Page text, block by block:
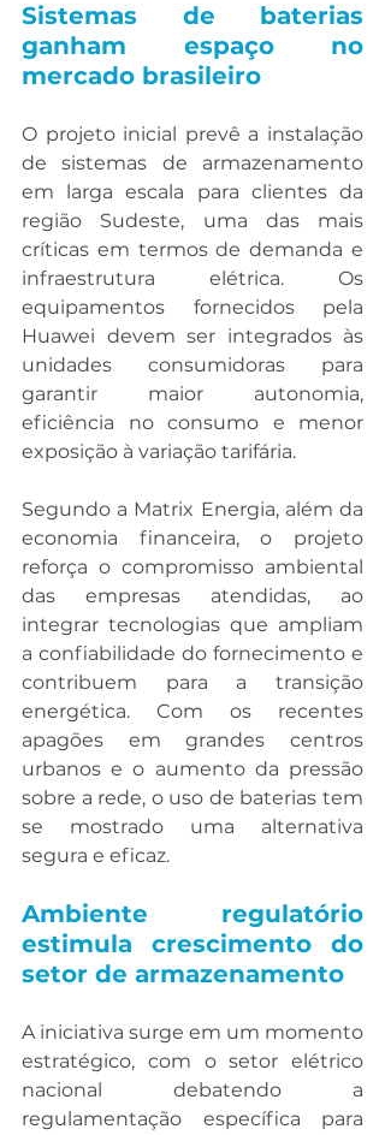
Sistemas de baterias
ganham espaço no
mercado brasileiro
O projeto inicial prevê a instalação
de sistemas de armazenamento
em larga escala para clientes da
região Sudeste, uma das mais
críticas em termos de demanda e
infraestrutura elétrica. Os
equipamentos fornecidos pela
Huawei devem ser integrados às
unidades consumidoras para
garantir maior autonomia,
eficiência no consumo e menor
exposição à variação tarifária.
Segundo a Matrix Energia, além da
economia financeira, o projeto
reforça o compromisso ambiental
das empresas atendidas, ao
integrar tecnologias que ampliam
a confiabilidade do fornecimento e
contribuem para a transição
energética. Com os recentes
apagões em grandes centros
urbanos e o aumento da pressão
sobre a rede, o uso de baterias tem
se mostrado uma alternativa
segura e eficaz.
Ambiente regulatório
estimula crescimento do
setor de armazenamento
A iniciativa surge em um momento
estratégico, com o setor elétrico
nacional debatendo a
regulamentação específica para